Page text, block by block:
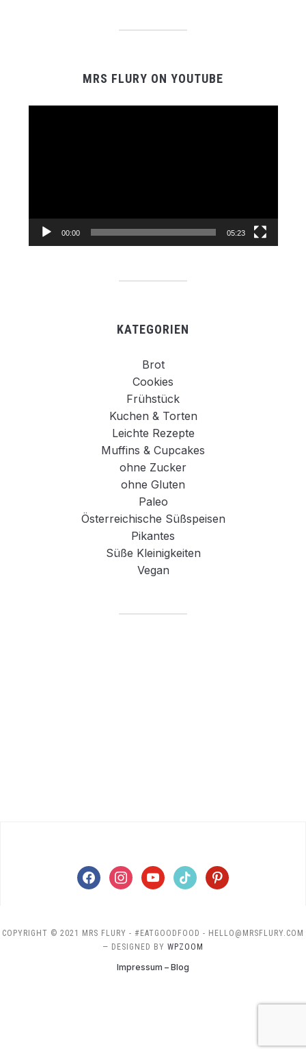
MRS FLURY ON YOUTUBE
00:00 05:23
KATEGORIEN
Brot
Cookies
Frühstück
Kuchen & Torten
Leichte Rezepte
Muffins & Cupcakes
ohne Zucker
ohne Gluten
Paleo
Österreichische Süßspeisen
Pikantes
Süße Kleinigkeiten
Vegan
facebookinstagramyoutubetiktok pinterest
COPYRIGHT © 2021 MRS FLURY - #EATGOODFOOD - HELLO@MRSFLURY.COM
— DESIGNED BY WPZOOM
Impressum – Blog